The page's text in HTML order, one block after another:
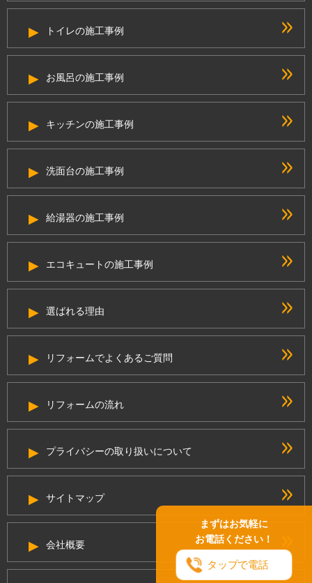
まずはお気軽に
お電話ください！
タップで電話
トイレの施工事例
お風呂の施工事例
キッチンの施工事例
洗面台の施工事例
給湯器の施工事例
エコキュートの施工事例
選ばれる理由
リフォームでよくあるご質問
リフォームの流れ
プライバシーの取り扱いについて
サイトマップ
会社概要